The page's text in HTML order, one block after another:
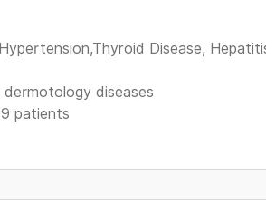
Disease,
diseases
patients